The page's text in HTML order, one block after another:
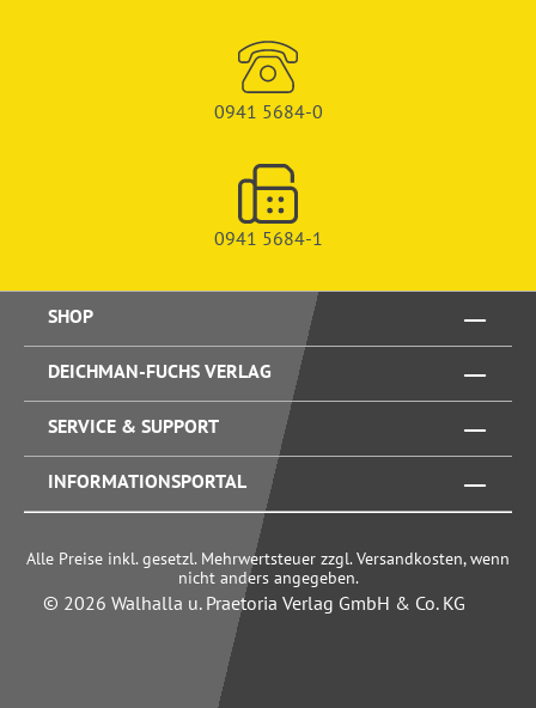
0941 5684-0
0941 5684-1
SHOP
DEICHMAN-FUCHS VERLAG
SERVICE & SUPPORT
INFORMATIONSPORTAL
Alle Preise inkl. gesetzl. Mehrwertsteuer zzgl. Versandkosten, wenn
nicht anders angegeben.
© 2026 Walhalla u. Praetoria Verlag GmbH & Co. KG